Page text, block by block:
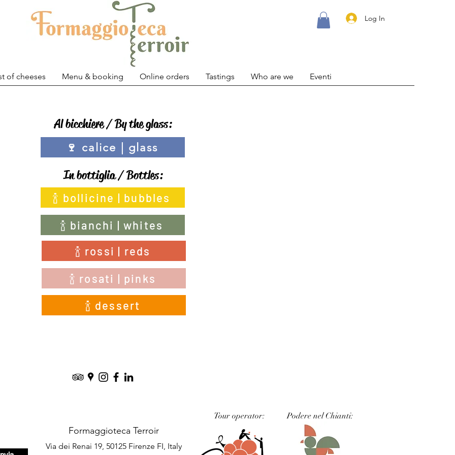
Log In
of cheeses Menu & booking Online orders Tastings Who are we Eventi
Al bicchiere / By the glass:
🍷 calice | glass
In bottiglia / Bottles:
🍾 bollicine | bubbles
🍾 bianchi | whites
🍾 rossi | reds
🍾 rosati | pinks
🍾 dessert
Formaggioteca Terroir
Via dei Renai 19, 50125 Firenze FI, Italy
Tour operator: Podere nel Chianti: